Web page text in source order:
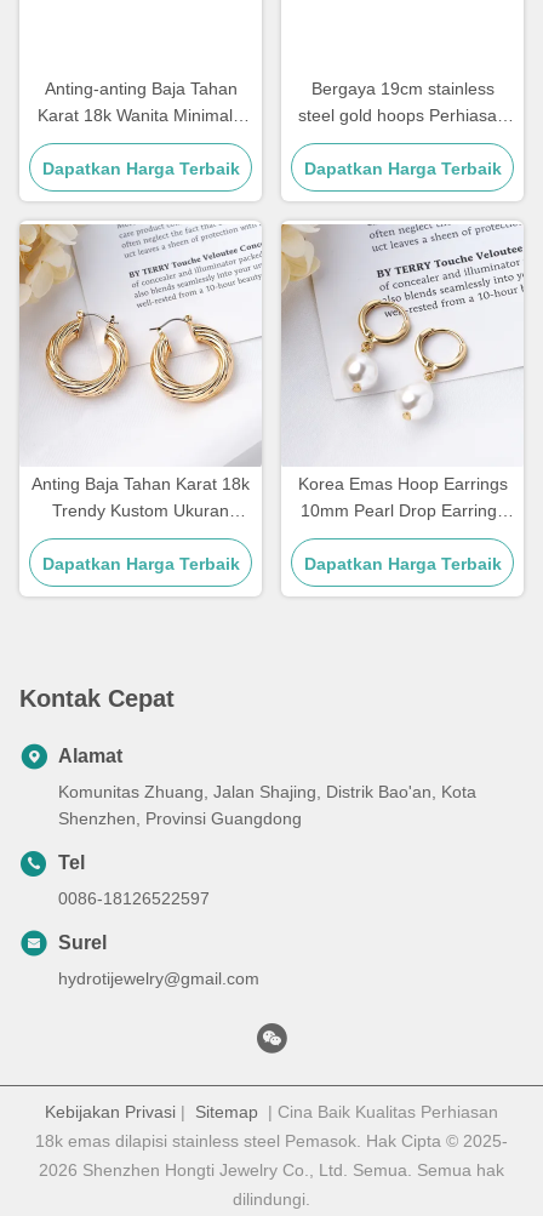
Anting-anting Baja Tahan
Karat 18k Wanita Minimalis
Perhiasan Anting-anting
Bentuk Geometris Persegi
Dapatkan Harga Terbaik
Bergaya 19cm stainless
steel gold hoops Perhiasan
Clip On Silver Hoop Huggie
Dapatkan Harga Terbaik
Anting Baja Tahan Karat 18k
Trendy Kustom Ukuran
Besar Anting Hoop Lapis
Emas untuk Wanita
Dapatkan Harga Terbaik
Korea Emas Hoop Earrings
10mm Pearl Drop Earrings
Untuk Wanita
Dapatkan Harga Terbaik
Kontak Cepat
Alamat
Komunitas Zhuang, Jalan Shajing, Distrik Bao'an, Kota
Shenzhen, Provinsi Guangdong
Tel
0086-18126522597
Surel
hydrotijewelry@gmail.com
Kebijakan Privasi | Sitemap | Cina Baik Kualitas Perhiasan
18k emas dilapisi stainless steel Pemasok. Hak Cipta © 2025-
2026 Shenzhen Hongti Jewelry Co., Ltd. Semua. Semua hak
dilindungi.